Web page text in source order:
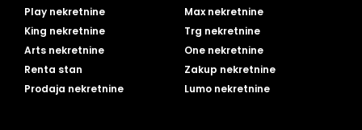
Play nekretnine
Max nekretnine
King nekretnine
Trg nekretnine
Arts nekretnine
One nekretnine
Renta stan
Zakup nekretnine
Prodaja nekretnine
Lumo nekretnine